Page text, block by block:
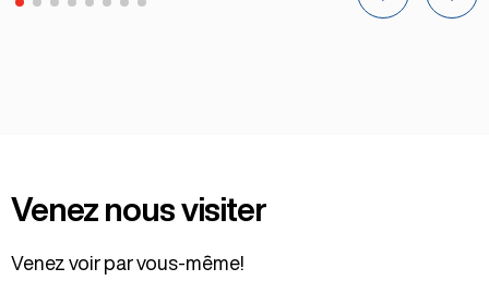
Venez nous visiter
Venez voir par vous-même!